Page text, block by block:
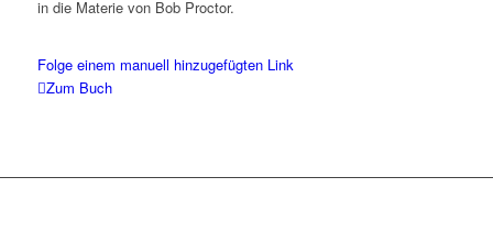
in die Materie von Bob Proctor.
Folge einem manuell hinzugefügten Link
Zum Buch